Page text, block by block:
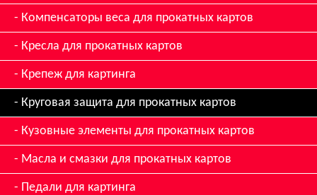
Компенсаторы веса для прокатных картов
Кресла для прокатных картов
Крепеж для картинга
Круговая защита для прокатных картов
Кузовные элементы для прокатных картов
Масла и смазки для прокатных картов
Педали для картинга